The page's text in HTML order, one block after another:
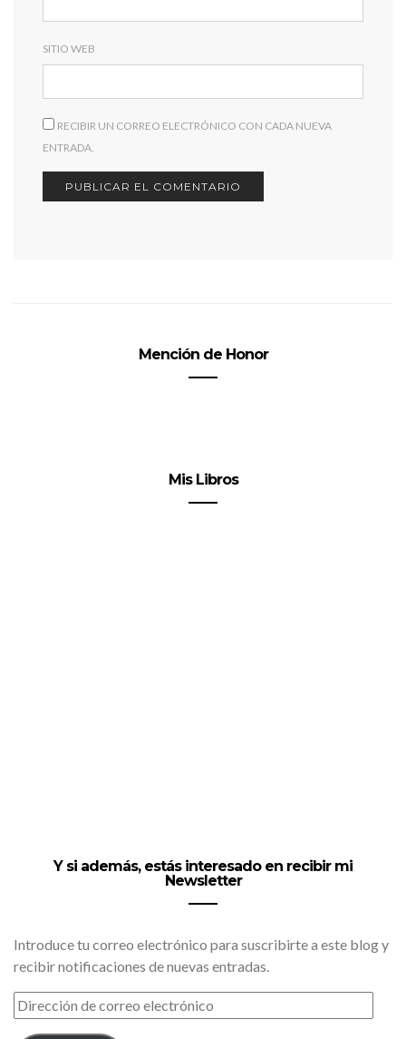
SITIO WEB
RECIBIR UN CORREO ELECTRÓNICO CON CADA NUEVA
ENTRADA.
Mención de Honor
Mis Libros
Y si además, estás interesado en recibir mi
Newsletter
Introduce tu correo electrónico para suscribirte a este blog y
recibir notificaciones de nuevas entradas.
DIRECCIÓN
DE
CORREO